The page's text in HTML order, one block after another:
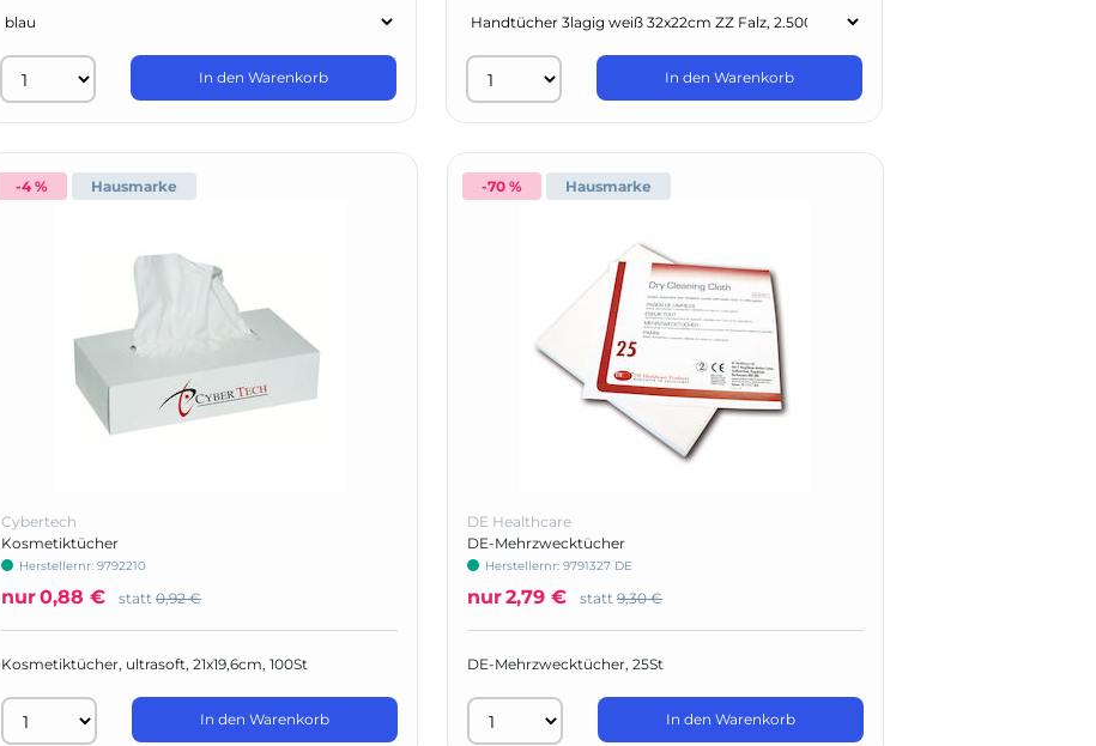
In den Warenkorb In den Warenkorb
-4 % Hausmarke
Cybertech
Kosmetiktücher
Herstellernr: 9792210
nur0,88 € statt 0,92 €
Kosmetiktücher, ultrasoft, 21x19,6cm, 100St
In den Warenkorb
-70 % Hausmarke
DE Healthcare
DE-Mehrzwecktücher
Herstellernr: 9791327 DE
nur2,79 € statt 9,30 €
DE-Mehrzwecktücher, 25St
In den Warenkorb